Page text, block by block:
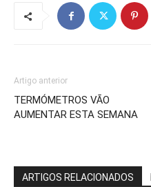
Artigo anterior
TERMÓMETROS VÃO
AUMENTAR ESTA SEMANA
ARTIGOS RELACIONADOS